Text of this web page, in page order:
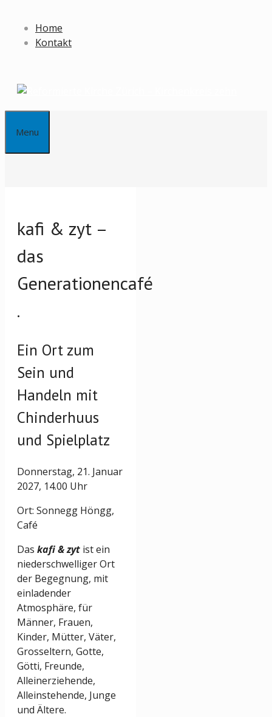
Inhalt
Home
Kontakt
Menu
kafi & zyt –
das
Generationencafé
.
Ein Ort zum
Sein und
Handeln mit
Chinderhuus
und Spielplatz
Donnerstag, 21. Januar
2027, 14.00 Uhr
Ort: Sonnegg Höngg,
Café
Das kafi & zyt ist ein
niederschwelliger Ort
der Begegnung, mit
einladender
Atmosphäre, für
Männer, Frauen,
Kinder, Mütter, Väter,
Grosseltern, Gotte,
Götti, Freunde,
Alleinerziehende,
Alleinstehende, Junge
und Ältere.